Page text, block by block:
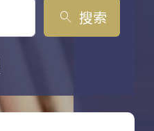
search 搜索